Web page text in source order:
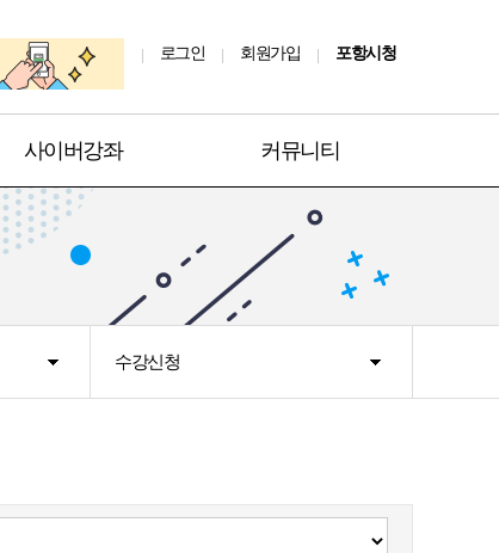
로그인 회원가입 포항시청
사이버강좌 커뮤니티
수강신청